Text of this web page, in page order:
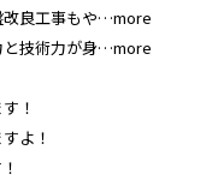
改良工事もや…more
技術力が身…more
！
よ！